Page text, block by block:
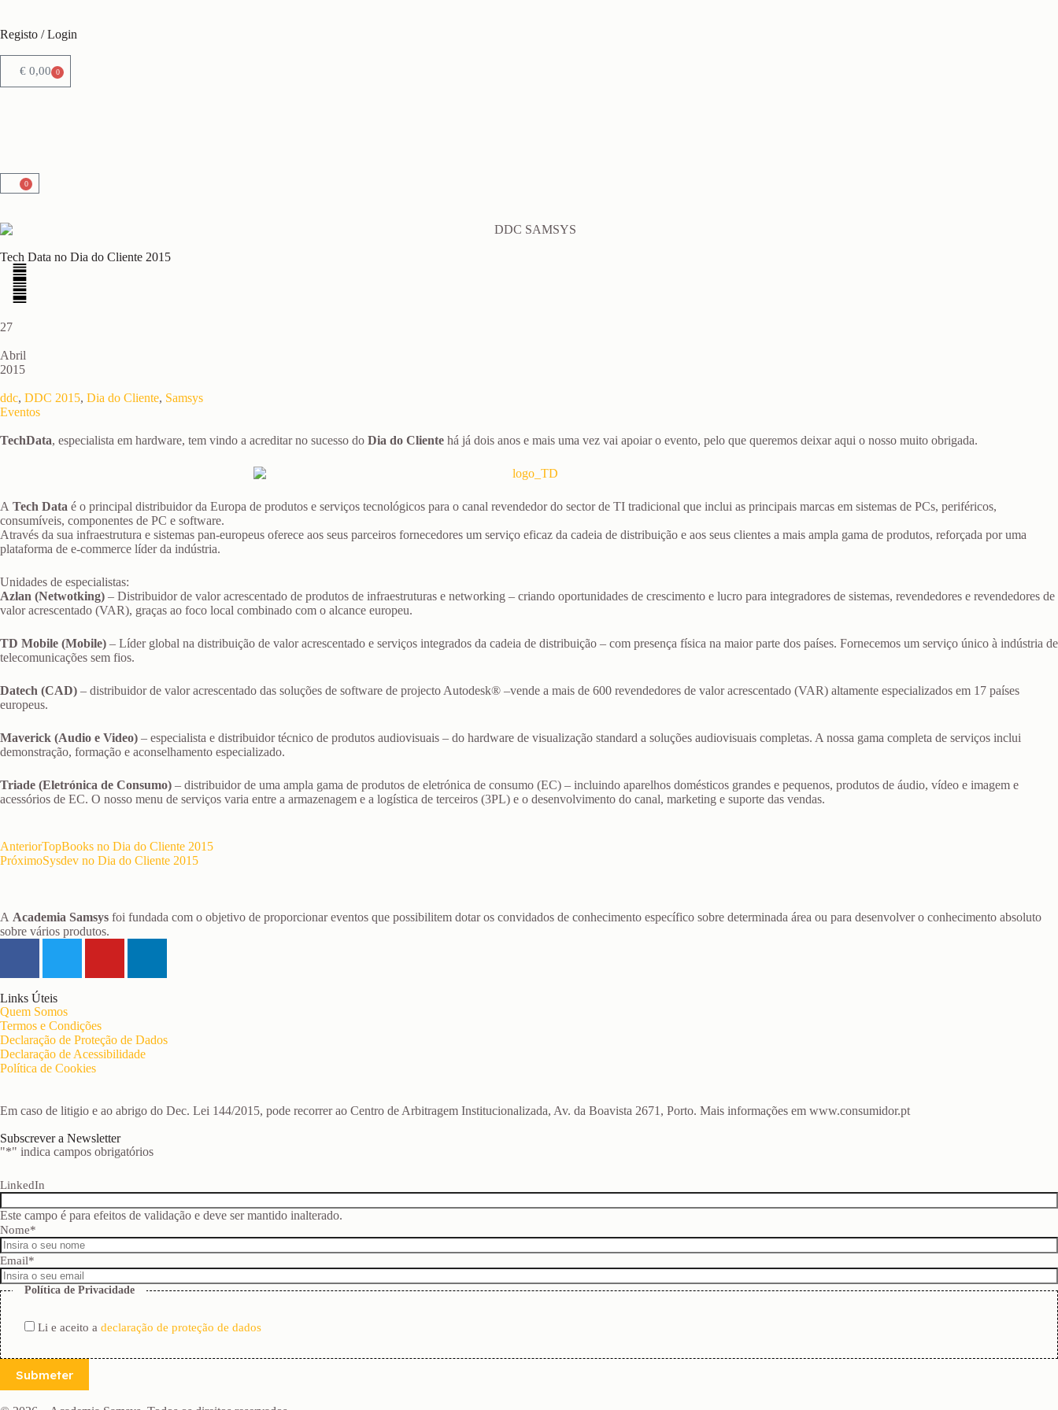
Registo / Login
€ 0,00 0
0
Tech Data no Dia do Cliente 2015
27
Abril
2015
ddc, DDC 2015, Dia do Cliente, Samsys
Eventos
TechData, especialista em hardware, tem vindo a acreditar no sucesso do Dia do Cliente há já dois anos e mais uma vez vai apoiar o evento, pelo que queremos deixar aqui o nosso muito obrigada.
A Tech Data é o principal distribuidor da Europa de produtos e serviços tecnológicos para o canal revendedor do sector de TI tradicional que inclui as principais marcas em sistemas de PCs, periféricos,
consumíveis, componentes de PC e software.
Através da sua infraestrutura e sistemas pan-europeus oferece aos seus parceiros fornecedores um serviço eficaz da cadeia de distribuição e aos seus clientes a mais ampla gama de produtos, reforçada por uma
plataforma de e-commerce líder da indústria.
Unidades de especialistas:
Azlan (Netwotking) – Distribuidor de valor acrescentado de produtos de infraestruturas e networking – criando oportunidades de crescimento e lucro para integradores de sistemas, revendedores e revendedores de
valor acrescentado (VAR), graças ao foco local combinado com o alcance europeu.
TD Mobile (Mobile) – Líder global na distribuição de valor acrescentado e serviços integrados da cadeia de distribuição – com presença física na maior parte dos países. Fornecemos um serviço único à indústria de
telecomunicações sem fios.
Datech (CAD) – distribuidor de valor acrescentado das soluções de software de projecto Autodesk® –vende a mais de 600 revendedores de valor acrescentado (VAR) altamente especializados em 17 países
europeus.
Maverick (Audio e Video) – especialista e distribuidor técnico de produtos audiovisuais – do hardware de visualização standard a soluções audiovisuais completas. A nossa gama completa de serviços inclui
demonstração, formação e aconselhamento especializado.
Triade (Eletrónica de Consumo) – distribuidor de uma ampla gama de produtos de eletrónica de consumo (EC) – incluindo aparelhos domésticos grandes e pequenos, produtos de áudio, vídeo e imagem e
acessórios de EC. O nosso menu de serviços varia entre a armazenagem e a logística de terceiros (3PL) e o desenvolvimento do canal, marketing e suporte das vendas.
AnteriorTopBooks no Dia do Cliente 2015
PróximoSysdev no Dia do Cliente 2015
A Academia Samsys foi fundada com o objetivo de proporcionar eventos que possibilitem dotar os convidados de conhecimento específico sobre determinada área ou para desenvolver o conhecimento absoluto
sobre vários produtos.
Links Úteis
Quem Somos
Termos e Condições
Declaração de Proteção de Dados
Declaração de Acessibilidade
Política de Cookies
Em caso de litigio e ao abrigo do Dec. Lei 144/2015, pode recorrer ao Centro de Arbitragem Institucionalizada, Av. da Boavista 2671, Porto. Mais informações em www.consumidor.pt
Subscrever a Newsletter
"*" indica campos obrigatórios
LinkedIn
Este campo é para efeitos de validação e deve ser mantido inalterado.
Nome*
Email*
Política de Privacidade
Li e aceito a declaração de proteção de dados
Submeter